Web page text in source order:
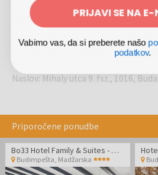
Ponudnik
Naziv :
RUBIN WELLNESS &
Telefon
Naslov: Mihaly utca 9. fsz., 1016,
Priporočene ponudbe
Bo33 Hotel Family & Suites - Wellness oddih v Budimpešti
Budimpešta Madžarska
PRIJAVI SE NA E-
Vabimo vas, da si preberete našo
podatkov.